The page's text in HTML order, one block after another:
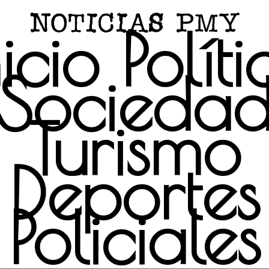
Turismo
Deportes
Policiales